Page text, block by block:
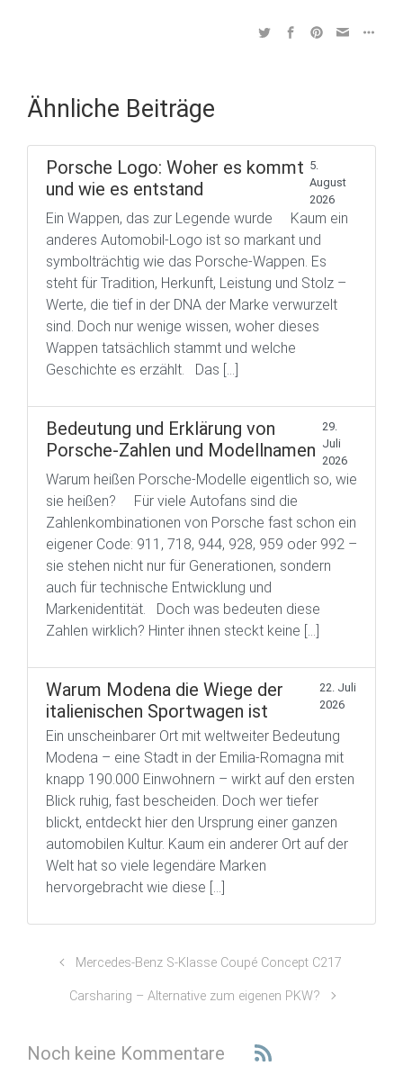
Ähnliche Beiträge
Porsche Logo: Woher es kommt
und wie es entstand
5.
August
2026
Ein Wappen, das zur Legende wurde Kaum ein
anderes Automobil-Logo ist so markant und
symbolträchtig wie das Porsche-Wappen. Es
steht für Tradition, Herkunft, Leistung und Stolz –
Werte, die tief in der DNA der Marke verwurzelt
sind. Doch nur wenige wissen, woher dieses
Wappen tatsächlich stammt und welche
Geschichte es erzählt. Das […]
Bedeutung und Erklärung von
Porsche-Zahlen und Modellnamen
29.
Juli
2026
Warum heißen Porsche-Modelle eigentlich so, wie
sie heißen? Für viele Autofans sind die
Zahlenkombinationen von Porsche fast schon ein
eigener Code: 911, 718, 944, 928, 959 oder 992 –
sie stehen nicht nur für Generationen, sondern
auch für technische Entwicklung und
Markenidentität. Doch was bedeuten diese
Zahlen wirklich? Hinter ihnen steckt keine […]
Warum Modena die Wiege der
italienischen Sportwagen ist
22. Juli
2026
Ein unscheinbarer Ort mit weltweiter Bedeutung
Modena – eine Stadt in der Emilia-Romagna mit
knapp 190.000 Einwohnern – wirkt auf den ersten
Blick ruhig, fast bescheiden. Doch wer tiefer
blickt, entdeckt hier den Ursprung einer ganzen
automobilen Kultur. Kaum ein anderer Ort auf der
Welt hat so viele legendäre Marken
hervorgebracht wie diese […]
Mercedes-Benz S-Klasse Coupé Concept C217
Carsharing – Alternative zum eigenen PKW?
Noch keine Kommentare